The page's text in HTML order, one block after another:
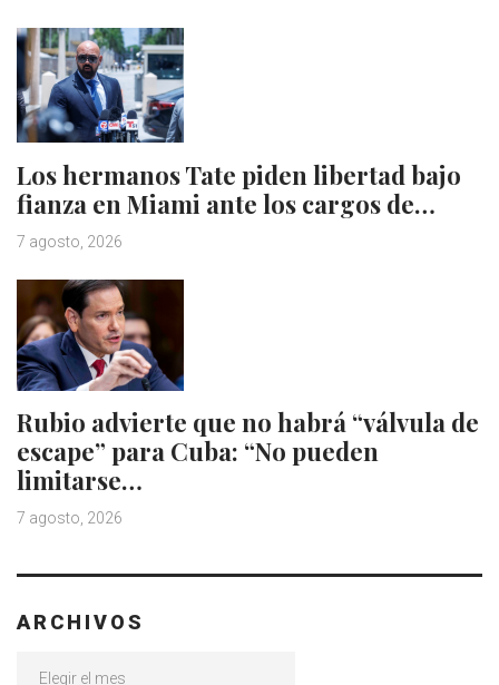
Los hermanos Tate piden libertad bajo
fianza en Miami ante los cargos de…
7 agosto, 2026
Rubio advierte que no habrá “válvula de
escape” para Cuba: “No pueden
limitarse…
7 agosto, 2026
ARCHIVOS